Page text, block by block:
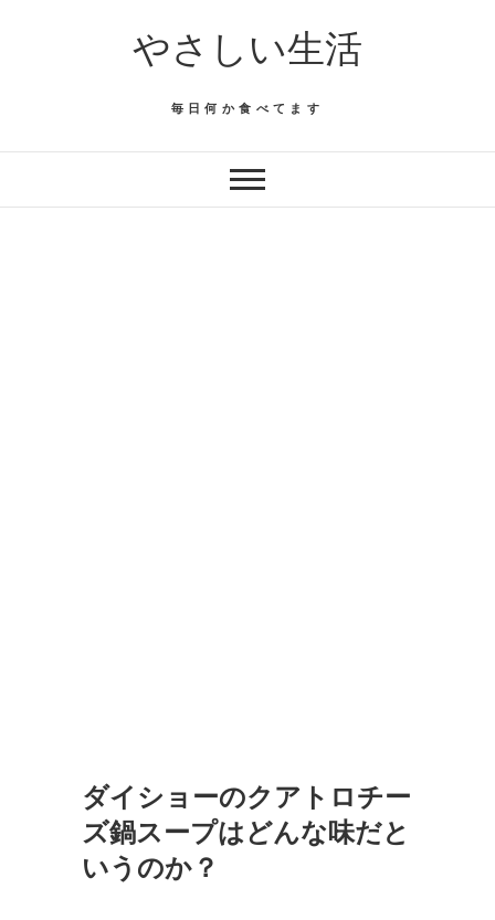
やさしい生活
毎日何か食べてます
ダイショーのクアトロチー
ズ鍋スープはどんな味だと
いうのか？